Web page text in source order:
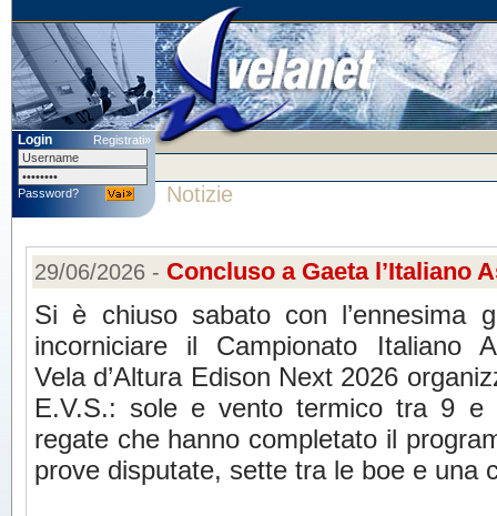
Login Registrati»
Password? Notizie
29/06/2026 - Concluso a Gaeta l’Italiano
Si è chiuso sabato con l’ennesima
incorniciare il Campionato Italiano
Vela d’Altura Edison Next 2026
E.V.S.: sole e vento termico tra 9
regate che hanno completato il
prove disputate, sette tra le boe e una